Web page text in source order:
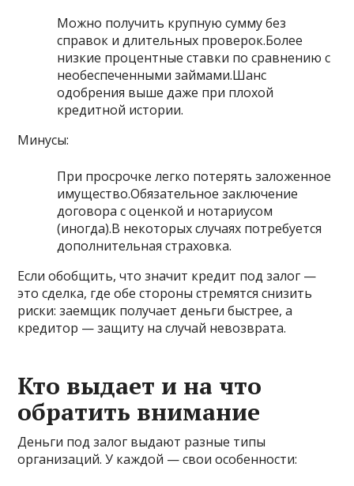
Можно получить крупную сумму без
справок и длительных проверок.Более
низкие процентные ставки по сравнению с
необеспеченными займами.Шанс
одобрения выше даже при плохой
кредитной истории.
Минусы:
При просрочке легко потерять заложенное
имущество.Обязательное заключение
договора с оценкой и нотариусом
(иногда).В некоторых случаях потребуется
дополнительная страховка.
Если обобщить, что значит кредит под залог —
это сделка, где обе стороны стремятся снизить
риски: заемщик получает деньги быстрее, а
кредитор — защиту на случай невозврата.
Кто выдает и на что
обратить внимание
Деньги под залог выдают разные типы
организаций. У каждой — свои особенности: